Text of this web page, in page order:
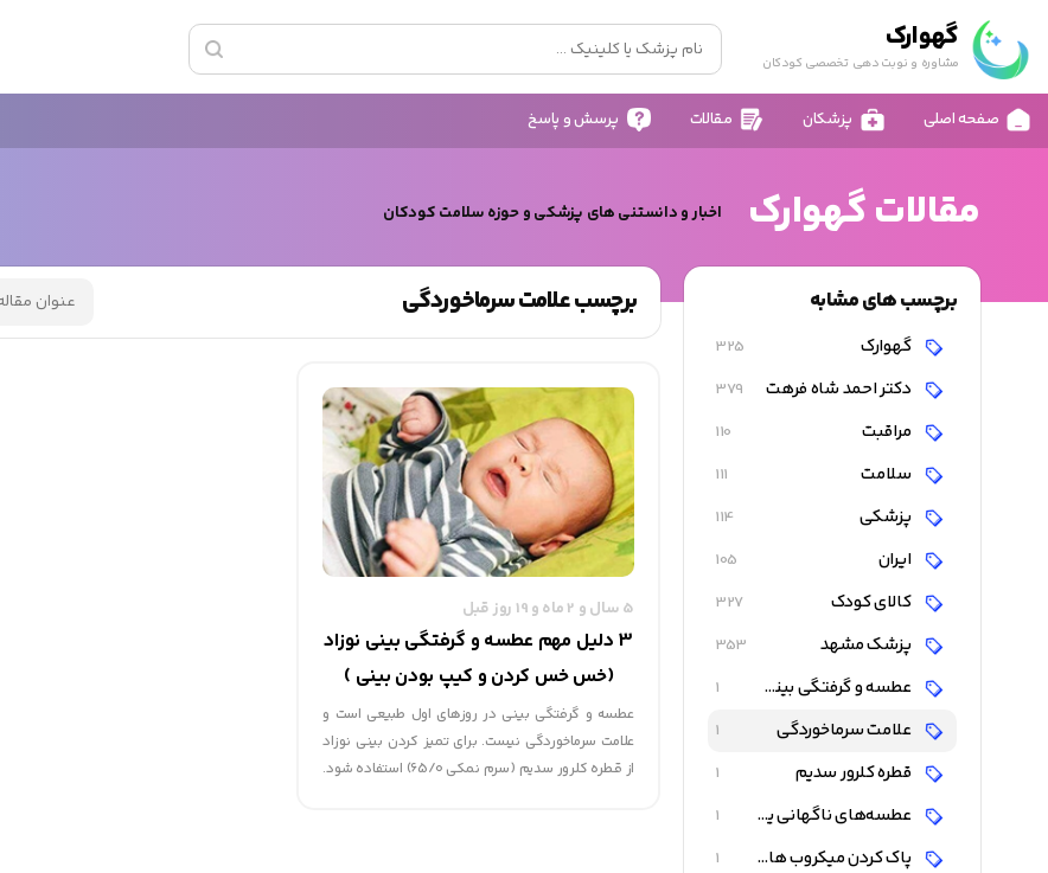
گهوارک
مشاوره و نوبت دهی تخصصی کودکان
صفحه اصلی پزشکان مقالات پرسش و پاسخ
مقالات گهوارک اخبار و دانستنی های پزشکی و حوزه سلامت کودکان
برچسب های مشابه
گهوارک 325
دکتر احمد شاه فرهت 379
مراقبت 110
سلامت 111
پزشکی 114
ایران 105
کالای کودک 327
پزشک مشهد 353
عطسه و گرفتگی بینی نوزاد 1
علامت سرماخوردگی 1
قطره کلرور سدیم 1
عطسه‌‌‌های ناگهانی یکی از رفلکس‌‌‌ های 1
پاک کردن میکروب‌‌‌ ها و تحریک‌‌‌ کننده ‌‌‌ها 1
برچسب علامت سرماخوردگی
5 سال و 2 ماه و 19 روز قبل
3 دلیل مهم عطسه و گرفتگی بینی نوزاد
(خس خس کردن و کیپ بودن بینی )
عطسه و گرفتگی بینی در روزهای اول طبیعی است و
علامت سرماخوردگی نیست. برای تمیز کردن بینی نوزاد
از قطره کلرور سدیم (سرم نمکی 65/0) استفاده شود.